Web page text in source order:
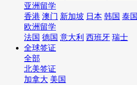
亚洲留学
香港 澳门 新加坡 日本 韩国 泰国
欧洲留学
法国 德国 意大利 西班牙 瑞士
全球签证
全部
北美签证
加拿大 美国